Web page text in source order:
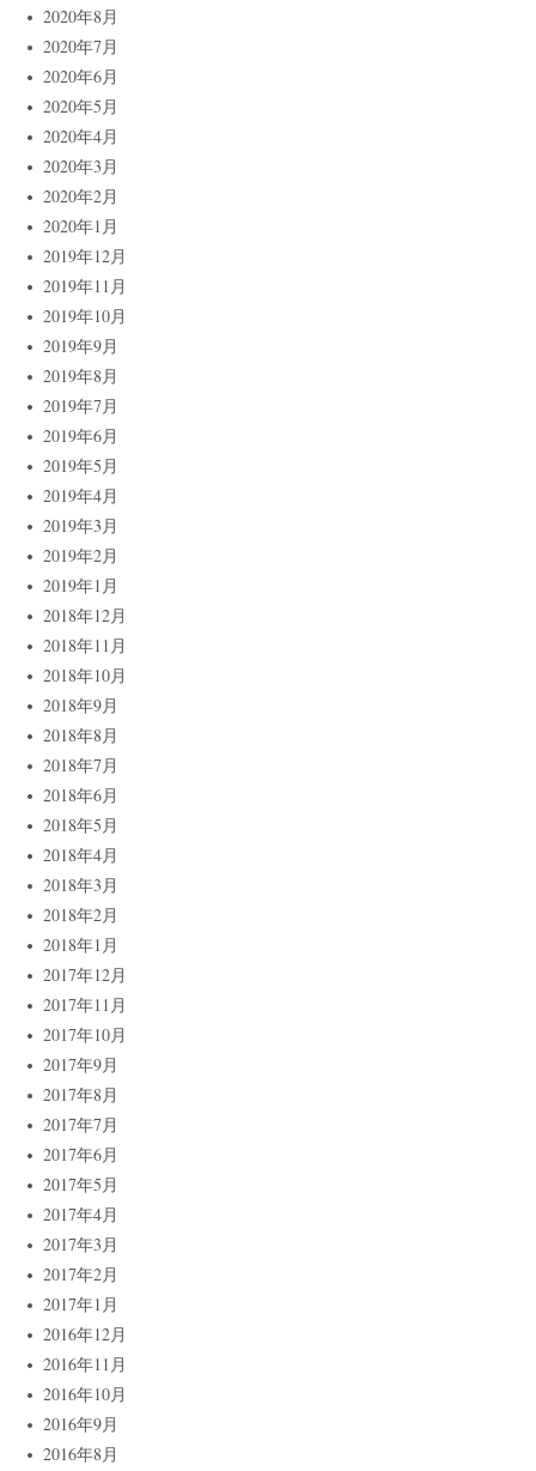
2020年8月
2020年7月
2020年6月
2020年5月
2020年4月
2020年3月
2020年2月
2020年1月
2019年12月
2019年11月
2019年10月
2019年9月
2019年8月
2019年7月
2019年6月
2019年5月
2019年4月
2019年3月
2019年2月
2019年1月
2018年12月
2018年11月
2018年10月
2018年9月
2018年8月
2018年7月
2018年6月
2018年5月
2018年4月
2018年3月
2018年2月
2018年1月
2017年12月
2017年11月
2017年10月
2017年9月
2017年8月
2017年7月
2017年6月
2017年5月
2017年4月
2017年3月
2017年2月
2017年1月
2016年12月
2016年11月
2016年10月
2016年9月
2016年8月